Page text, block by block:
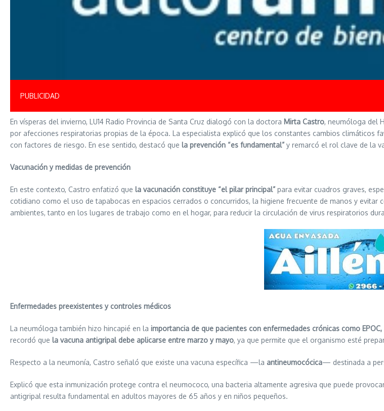
PUBLICIDAD
En vísperas del invierno, LU14 Radio Provincia de Santa Cruz dialogó con la doctora Mirta Castro, neumóloga del
por afecciones respiratorias propias de la época. La especialista explicó que los constantes cambios climáticos
con factores de riesgo. En ese sentido, destacó que la prevención “es fundamental” y remarcó el rol clave de la
Vacunación y medidas de prevención
En este contexto, Castro enfatizó que la vacunación constituye “el pilar principal” para evitar cuadros graves,
cotidiano como el uso de tapabocas en espacios cerrados o concurridos, la higiene frecuente de manos y
ambientes, tanto en los lugares de trabajo como en el hogar, para reducir la circulación de virus respiratorios
Enfermedades preexistentes y controles médicos
La neumóloga también hizo hincapié en la importancia de que pacientes con enfermedades crónicas como
recordó que la vacuna antigripal debe aplicarse entre marzo y mayo, ya que permite que el organismo esté
Respecto a la neumonía, Castro señaló que existe una vacuna específica —la antineumocócica— destinada a
Explicó que esta inmunización protege contra el neumococo, una bacteria altamente agresiva que puede
antigripal resulta fundamental en adultos mayores de 65 años y en niños pequeños.